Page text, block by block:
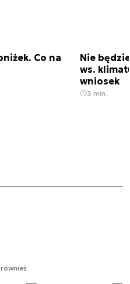
Co na
Nie
ws.
wniosek
3 min.